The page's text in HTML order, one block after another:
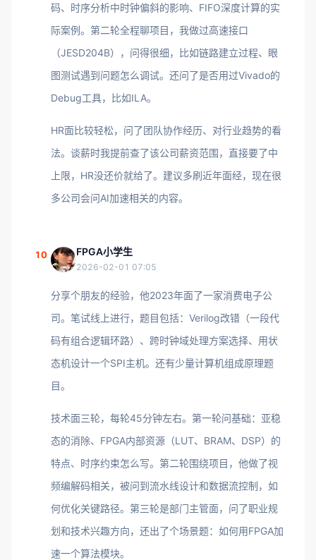
码、时序分析中时钟偏斜的影响、FIFO深度计算的实
际案例。第二轮全程聊项目，我做过高速接口
（JESD204B），问得很细，比如链路建立过程、眼
图测试遇到问题怎么调试。还问了是否用过Vivado的
Debug工具，比如ILA。
HR面比较轻松，问了团队协作经历、对行业趋势的看
法。谈薪时我提前查了该公司薪资范围，直接要了中
上限，HR没还价就给了。建议多刷近年面经，现在很
多公司会问AI加速相关的内容。
10 FPGA小学生
2026-02-01 07:05
分享个朋友的经验，他2023年面了一家消费电子公
司。笔试线上进行，题目包括：Verilog改错（一段代
码有组合逻辑环路）、跨时钟域处理方案选择、用状
态机设计一个SPI主机。还有少量计算机组成原理题
目。
技术面三轮，每轮45分钟左右。第一轮问基础：亚稳
态的消除、FPGA内部资源（LUT、BRAM、DSP）的
特点、时序约束怎么写。第二轮围绕项目，他做了视
频编解码相关，被问到流水线设计和数据流控制，如
何优化关键路径。第三轮是部门主管面，问了职业规
划和技术兴趣方向，还出了个场景题：如何用FPGA加
速一个算法模块。